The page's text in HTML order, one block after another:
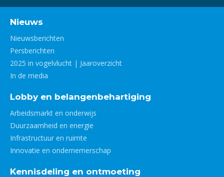
Nieuws
Nieuwsberichten
Persberichten
2025 in vogelvlucht | Jaaroverzicht
In de media
Lobby en belangenbehartiging
Arbeidsmarkt en onderwijs
Duurzaamheid en energie
Infrastructuur en ruimte
Innovatie en ondernemerschap
Kennisdeling en ontmoeting